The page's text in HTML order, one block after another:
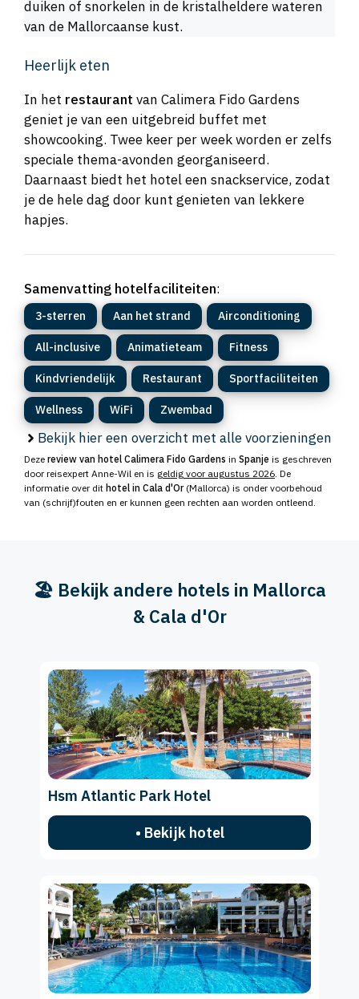
duiken of snorkelen in de kristalheldere wateren
van de Mallorcaanse kust.
Heerlijk eten
In het restaurant van Calimera Fido Gardens
geniet je van een uitgebreid buffet met
showcooking. Twee keer per week worden er zelfs
speciale thema-avonden georganiseerd.
Daarnaast biedt het hotel een snackservice, zodat
je de hele dag door kunt genieten van lekkere
hapjes.
Samenvatting hotelfaciliteiten:
3-sterren Aan het strand Airconditioning
All-inclusive Animatieteam Fitness
Kindvriendelijk Restaurant Sportfaciliteiten
Wellness WiFi Zwembad
Bekijk hier een overzicht met alle voorzieningen
Deze review van hotel Calimera Fido Gardens in Spanje is geschreven
door reisexpert Anne-Wil en is geldig voor augustus 2026. De
informatie over dit hotel in Cala d'Or(Mallorca) is onder voorbehoud
van (schrijf)fouten en er kunnen geen rechten aan worden ontleend.
🏖️ Bekijk andere hotels in Mallorca
& Cala d'Or
Hsm Atlantic Park Hotel
• Bekijk hotel